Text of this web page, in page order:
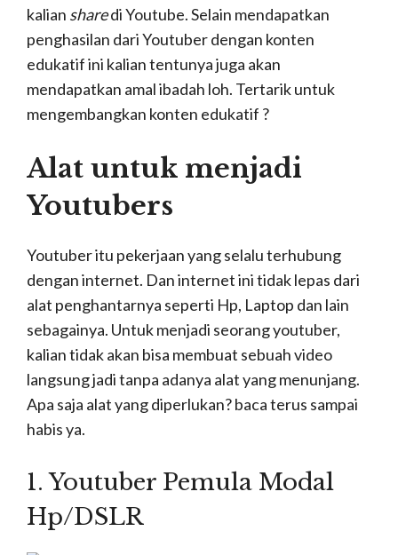
merekam, jangan berkecil hati. Kalian bisa
menggunakan handphone kalian, handphone
dengan merek apapun bisa, asalkan terdapat
fiture kameranya ya.
2. Tripod 1 Meter/ Tripod
Mini
Mengapa harus tripod ? Tripod kan mahal ? Nggak
kok . Tripod ini bisa kalian temukan di konter-
konter handphone dengan harga yang bervariatif.
Tentu kalian memerlukan tripod, karna gak
selamanya teman kalian bisa rutin merekam kalian
untuk membuat video. Ataupun keadaan
membuat teman kalian berhalangan hadir untuk
sendiri dengan tripod, tentu lebih mudah bukan?
3. Earphone/Headshet